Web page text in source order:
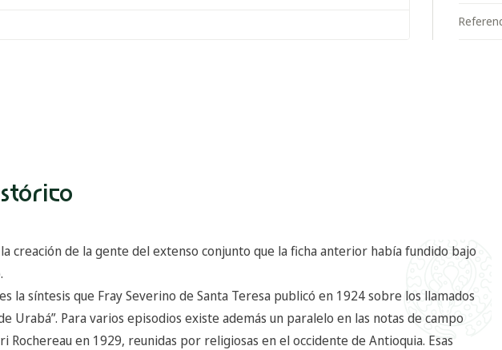
creación de la gente del extenso conjunto que la ficha anterior había fundido bajo
la síntesis que Fray Severino de Santa Teresa publicó en 1924 sobre los llamados
Urabá”. Para varios episodios existe además un paralelo en las notas de campo
Rochereau en 1929, reunidas por religiosas en el occidente de Antioquia. Esas